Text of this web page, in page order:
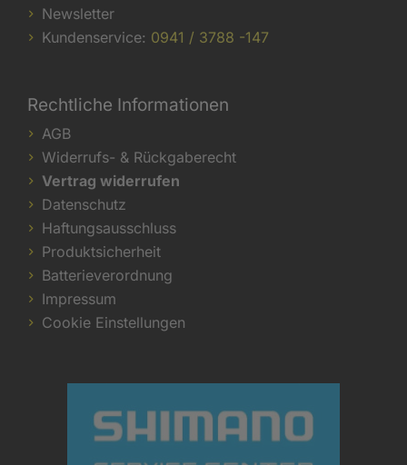
Newsletter
Kundenservice: 0941 / 3788 -147
Rechtliche Informationen
AGB
Widerrufs- & Rückgaberecht
Vertrag widerrufen
Datenschutz
Haftungsausschluss
Produktsicherheit
Batterieverordnung
Impressum
Cookie Einstellungen